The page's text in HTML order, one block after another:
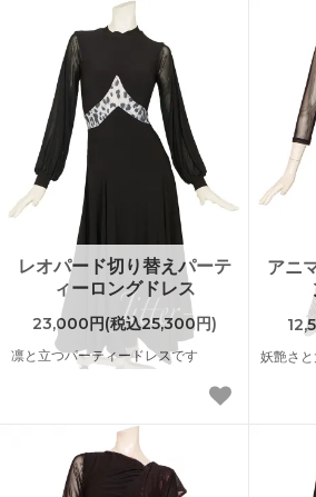
レオパード切り替えパーテ
ィーロングドレス
23,000円(税込25,300円)
凛と立つパーティードレスです
アニ
妖艶さ